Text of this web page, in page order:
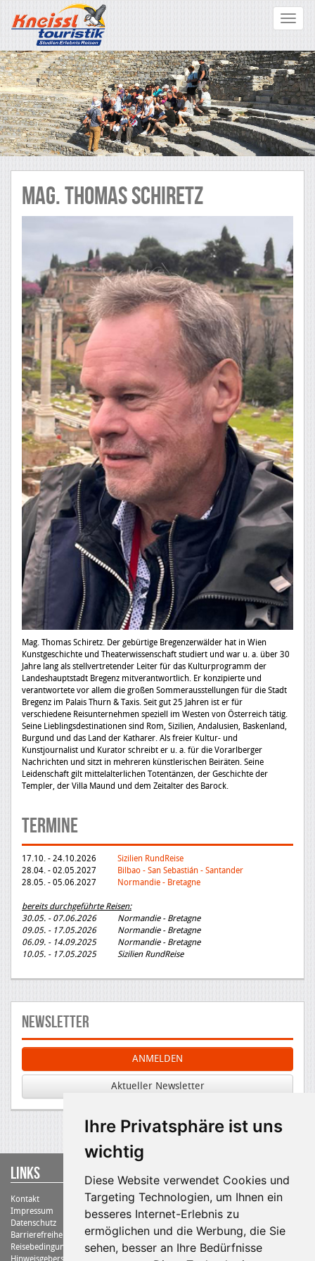
Ihre Privatsphäre ist uns
wichtig
Diese Website verwendet Cookies und
Targeting Technologien, um Ihnen ein
besseres Internet-Erlebnis zu
ermöglichen und die Werbung, die Sie
sehen, besser an Ihre Bedürfnisse
Toggle
Mag. Thomas SCHIRETZ
Mag. Thomas Schiretz. Der gebürtige Bregenzerwälder hat in Wien
Kunstgeschichte und Theaterwissenschaft studiert und war u. a. über 30
Jahre lang als stellvertretender Leiter für das Kulturprogramm der
Landeshauptstadt Bregenz mitverantwortlich. Er konzipierte und
verantwortete vor allem die großen Sommerausstellungen für die Stadt
Bregenz im Palais Thurn & Taxis. Seit gut 25 Jahren ist er für
verschiedene Reisunternehmen speziell im Westen von Österreich tätig.
Seine Lieblingsdestinationen sind Rom, Sizilien, Andalusien, Baskenland,
Burgund und das Land der Katharer. Als freier Kultur- und
Kunstjournalist und Kurator schreibt er u. a. für die Vorarlberger
Nachrichten und sitzt in mehreren künstlerischen Beiräten. Seine
Leidenschaft gilt mittelalterlichen Totentänzen, der Geschichte der
Templer, der Villa Maund und dem Zeitalter des Barock.
Termine
17.10. - 24.10.2026 Sizilien RundReise
28.04. - 02.05.2027
Bilbao - San Sebastián - Santander
28.05. - 05.06.2027
Normandie - Bretagne
bereits durchgeführte Reisen:
30.05. - 07.06.2026 Normandie - Bretagne
09.05. - 17.05.2026 Normandie - Bretagne
06.09. - 14.09.2025 Normandie - Bretagne
10.05. - 17.05.2025 Sizilien RundReise
Newsletter
ANMELDEN
Aktueller Newsletter
Links
Kontakt
Impressum
Datenschutz
Barrierefreiheit
Reisebedingungen
Hinweisgebersystem